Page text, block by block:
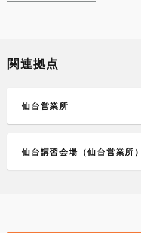
関連拠点
仙台営業所
仙台講習会場（仙台営業所）